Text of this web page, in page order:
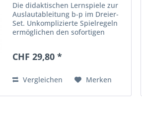
Die didaktischen Lernspiele zur
Auslautableitung b-p im Dreier-
Set. Unkomplizierte Spielregeln
ermöglichen den sofortigen
Förderstunde . Inhalt: Sie
mittelschwere...
CHF 29,80 *
Vergleichen Merken